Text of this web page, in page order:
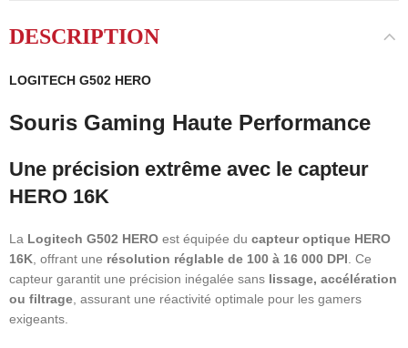
DESCRIPTION
LOGITECH G502 HERO
Souris Gaming Haute Performance
Une précision extrême avec le capteur
HERO 16K
La Logitech G502 HERO est équipée du capteur optique HERO
16K , offrant une résolution réglable de 100 à 16 000 DPI . Ce
capteur garantit une précision inégalée sans lissage, accélération
ou filtrage , assurant une réactivité optimale pour les gamers
exigeants.